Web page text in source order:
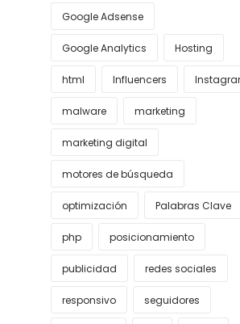
Google Adsense
Google Analytics Hosting
html Influencers
malware marketing
marketing digital
motores de búsqueda
optimización Palabras Clave
php posicionamiento
publicidad redes sociales
responsivo seguidores